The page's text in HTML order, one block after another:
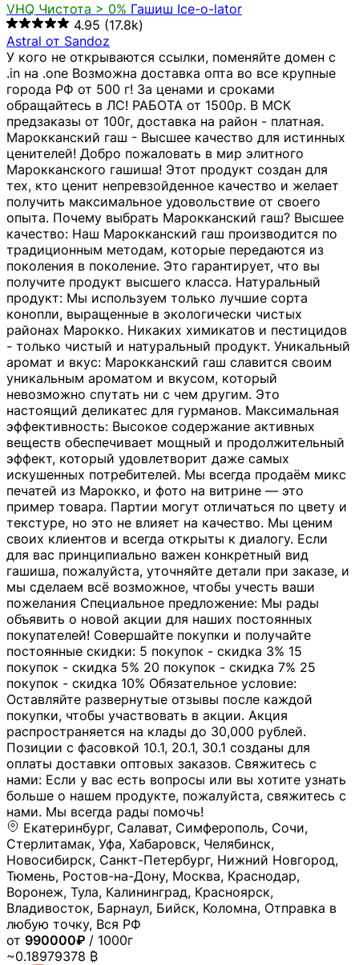
VHQ Чистота > 0% Гашиш Ice-o-lator
4.95 (17.8k)
Astral от Sandoz
У кого не открываются ссылки, поменяйте домен с
.in на .one Возможна доставка опта во все крупные
города РФ от 500 г! За ценами и сроками
обращайтесь в ЛС! РАБОТА от 1500р. В МСК
предзаказы от 100г, доставка на район - платная.
Марокканский гаш - Высшее качество для истинных
ценителей! Добро пожаловать в мир элитного
Марокканского гашиша! Этот продукт создан для
тех, кто ценит непревзойденное качество и желает
получить максимальное удовольствие от своего
опыта. Почему выбрать Марокканский гаш? Высшее
качество: Наш Марокканский гаш производится по
традиционным методам, которые передаются из
поколения в поколение. Это гарантирует, что вы
получите продукт высшего класса. Натуральный
продукт: Мы используем только лучшие сорта
конопли, выращенные в экологически чистых
районах Марокко. Никаких химикатов и пестицидов
- только чистый и натуральный продукт. Уникальный
аромат и вкус: Марокканский гаш славится своим
уникальным ароматом и вкусом, который
невозможно спутать ни с чем другим. Это
настоящий деликатес для гурманов. Максимальная
эффективность: Высокое содержание активных
веществ обеспечивает мощный и продолжительный
эффект, который удовлетворит даже самых
искушенных потребителей. Мы всегда продаём микс
печатей из Марокко, и фото на витрине — это
пример товара. Партии могут отличаться по цвету и
текстуре, но это не влияет на качество. Мы ценим
своих клиентов и всегда открыты к диалогу. Если
для вас принципиально важен конкретный вид
гашиша, пожалуйста, уточняйте детали при заказе, и
мы сделаем всё возможное, чтобы учесть ваши
пожелания Специальное предложение: Мы рады
объявить о новой акции для наших постоянных
покупателей! Совершайте покупки и получайте
постоянные скидки: 5 покупок - скидка 3% 15
покупок - скидка 5% 20 покупок - скидка 7% 25
покупок - скидка 10% Обязательное условие:
Оставляйте развернутые отзывы после каждой
покупки, чтобы участвовать в акции. Акция
распространяется на клады до 30,000 рублей.
Позиции с фасовкой 10.1, 20.1, 30.1 созданы для
оплаты доставки оптовых заказов. Свяжитесь с
нами: Если у вас есть вопросы или вы хотите узнать
больше о нашем продукте, пожалуйста, свяжитесь с
нами. Мы всегда рады помочь!
Екатеринбург, Салават, Симферополь, Сочи,
Стерлитамак, Уфа, Хабаровск, Челябинск,
Новосибирск, Санкт-Петербург, Нижний Новгород,
Тюмень, Ростов-на-Дону, Москва, Краснодар,
Воронеж, Тула, Калининград, Красноярск,
Владивосток, Барнаул, Бийск, Коломна, Отправка в
любую точку, Вся РФ
от 990000₽ / 1000г
~0.18979378 ₿